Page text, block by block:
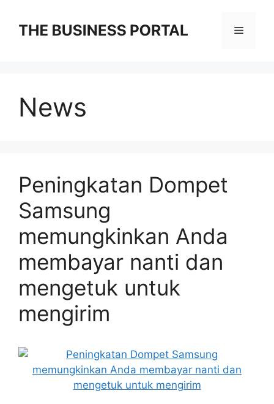
content
Menu
News
Peningkatan Dompet
Samsung
memungkinkan Anda
membayar nanti dan
mengetuk untuk
mengirim